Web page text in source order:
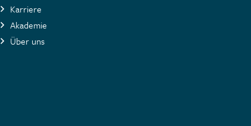
Karriere
Akademie
Über uns